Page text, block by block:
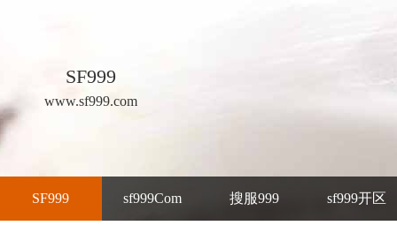
SF999
www.sf999.com
SF999 sf999Com 搜服999 sf999开区